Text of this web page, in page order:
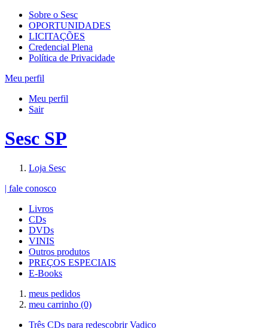
Sobre o Sesc
OPORTUNIDADES
LICITAÇÕES
Credencial Plena
Política de Privacidade
Meu perfil
Meu perfil
Sair
Sesc SP
Loja Sesc
| fale conosco
Livros
CDs
DVDs
VINIS
Outros produtos
PREÇOS ESPECIAIS
E-Books
meus pedidos
meu carrinho (0)
Três CDs para redescobrir Vadico